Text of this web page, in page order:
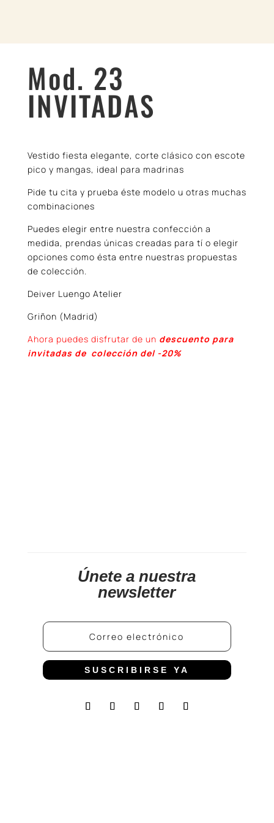
Mod. 23
INVITADAS
Vestido fiesta elegante, corte clásico con escote
pico y mangas, ideal para madrinas
Pide tu cita y prueba éste modelo u otras muchas
combinaciones
Puedes elegir entre nuestra confección a
medida, prendas únicas creadas para tí o elegir
opciones como ésta entre nuestras propuestas
de colección.
Deiver Luengo Atelier
Griñon (Madrid)
Ahora puedes disfrutar de un descuento para
invitadas de colección del -20%
Únete a nuestra
newsletter
SUSCRIBIRSE YA